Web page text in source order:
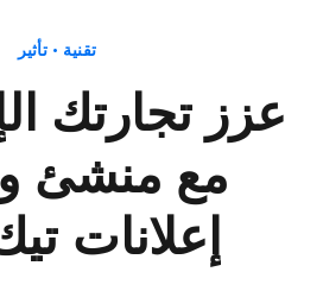
تقنية • تأثير
عزز تجارتك
مع منشئ
إعلانات